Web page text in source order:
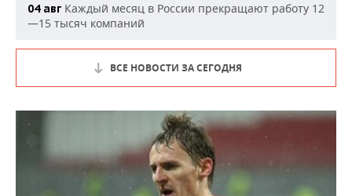
04 авг Каждый месяц в России прекращают работу 12
—15 тысяч компаний
ВСЕ НОВОСТИ ЗА СЕГОДНЯ